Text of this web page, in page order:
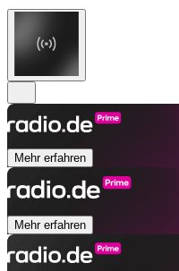
Mehr erfahren
Mehr erfahren